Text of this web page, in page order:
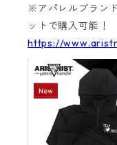
※アパレルブラン
ットで購入可能！
https://